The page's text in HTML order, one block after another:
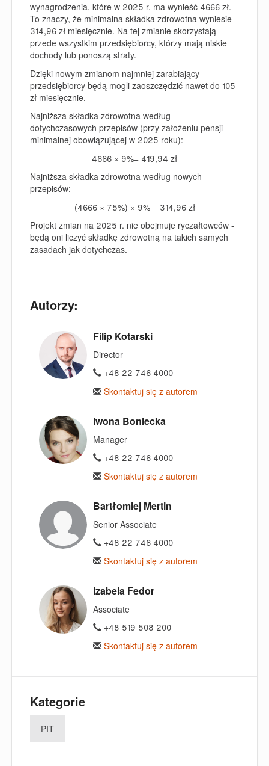
wynagrodzenia, które w 2025 r. ma wynieść 4666 zł.
To znaczy, że minimalna składka zdrowotna wyniesie
314,96 zł miesięcznie. Na tej zmianie skorzystają
przede wszystkim przedsiębiorcy, którzy mają niskie
dochody lub ponoszą straty.
Dzięki nowym zmianom najmniej zarabiający
przedsiębiorcy będą mogli zaoszczędzić nawet do 105
zł miesięcznie.
Najniższa składka zdrowotna według
dotychczasowych przepisów (przy założeniu pensji
minimalnej obowiązującej w 2025 roku):
4666 × 9%= 419,94 zł
Najniższa składka zdrowotna według nowych
przepisów:
(4666 × 75%) × 9% = 314,96 zł
Projekt zmian na 2025 r. nie obejmuje ryczałtowców -
będą oni liczyć składkę zdrowotną na takich samych
zasadach jak dotychczas.
Autorzy:
Filip Kotarski
Director
+48 22 746 4000
Skontaktuj się z autorem
Iwona Boniecka
Manager
+48 22 746 4000
Skontaktuj się z autorem
Bartłomiej Mertin
Senior Associate
+48 22 746 4000
Skontaktuj się z autorem
Izabela Fedor
Associate
+48 519 508 200
Skontaktuj się z autorem
Kategorie
PIT